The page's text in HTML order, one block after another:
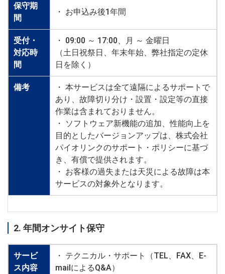
保守期
間
・ お申込み後1年間
受付・
対応時
間
・ 09:00 ～ 17:00、月 ～ 金曜日
（土日祝祭日、年末年始、弊社指定の定休
日を除く）
備考
・ 本サービスは全て遠隔によるサポートで
あり、故障切り分け・設置・設定等の直接
作業は含まれておりません。
・ ソフトウェア新機能の追加、性能向上を
目的としたバージョンアップは、株式会社
パイオリンクのサポート・ポリシーに基づ
き、有償で提供されます。
・ お客様の過失または天災による故障は本
サービスの対象外となります。
2. 年間オンサイト保守
サービ
ス内容
・ テクニカル・サポート（TEL、FAX、E-
mailによるQ&A）